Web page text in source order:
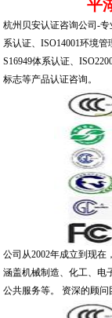
平
杭州贝安认证咨询公司-
系认证、ISO14001环境
S16949体系认证、
标志等产品认证咨询。
公司从2002年成立到现在
涵盖机械制造、化工、电
公共服务等。 资深的顾问